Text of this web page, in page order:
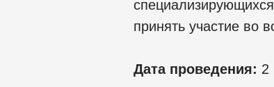
специализирующихся
принять участие во
Дата проведения: 2